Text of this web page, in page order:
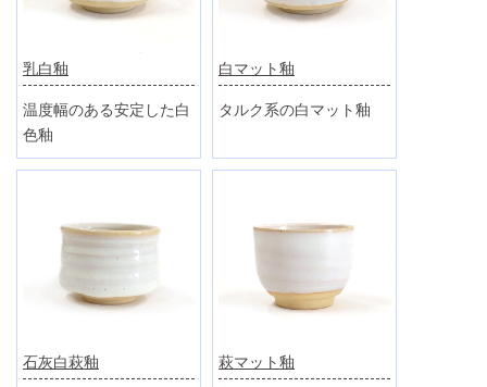
乳白釉
温度幅のある安定した白
色釉
白マット釉
タルク系の白マット釉
石灰白萩釉 萩マット釉